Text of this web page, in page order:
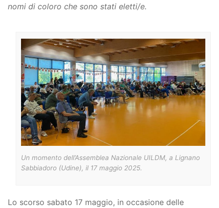
nomi di coloro che sono stati eletti/e.
Un momento dell’Assemblea Nazionale UILDM, a Lignano
Sabbiadoro (Udine), il 17 maggio 2025.
Lo scorso sabato 17 maggio, in occasione delle